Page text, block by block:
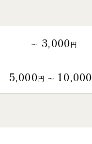
～ 3,000円
5,000円 〜 10,000